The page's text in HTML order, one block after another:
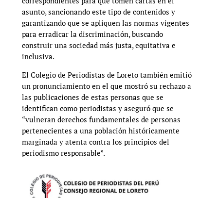
asunto, sancionando este tipo de contenidos y
garantizando que se apliquen las normas vigentes
para erradicar la discriminación, buscando
construir una sociedad más justa, equitativa e
inclusiva.
El Colegio de Periodistas de Loreto también emitió
un pronunciamiento en el que mostró su rechazo a
las publicaciones de estas personas que se
identifican como periodistas y aseguró que se
“vulneran derechos fundamentales de personas
pertenecientes a una población históricamente
marginada y atenta contra los principios del
periodismo responsable”.